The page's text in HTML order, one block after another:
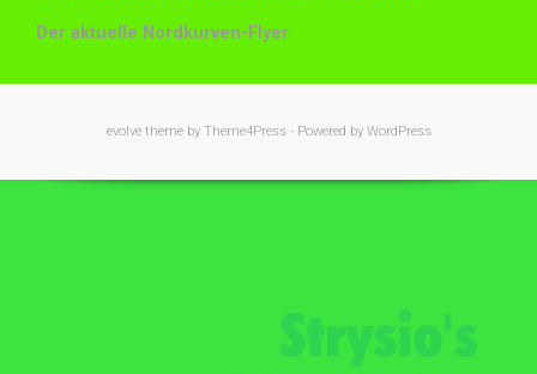
Der aktuelle Nordkurven-Flyer
evolvetheme by Theme4Press - Powered by WordPress